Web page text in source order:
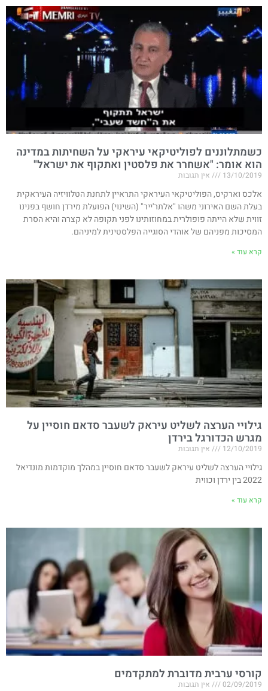
כשמתלוננים לפוליטיקאי עיראקי על השחיתות במדינה
הוא אומר: "אשחרר את פלסטין ואתקוף את ישראל"
13/10/2019 אין תגובות
אלכס וארקיס, הפוליטיקאי העיראקי התראיין לתחנת הטלוויזיה העיראקית
בעלת השם האירוני משהו "אלתר'ייר" (השינוי) הפועלת מירדן חושף בפנינו
זווית שלא הייתה פופולרית במחוזותינו לפני תקופה לא קצרה והיא הסרת
המסיכות מפניהם של אוהדי הסוגייה הפלסטינית למיניהם.
קרא עוד »
גילויי הערצה לשליט עיראק לשעבר סדאם חוסיין על
מגרש הכדורגל בירדן
12/10/2019 אין תגובות
גילויי הערצה לשליט עיראק לשעבר סדאם חוסיין במהלך מוקדמות מונדיאל
2022 בין ירדן וכווית​
קרא עוד »
קורסי ערבית מדוברת למתקדמים
02/09/2019 אין תגובות